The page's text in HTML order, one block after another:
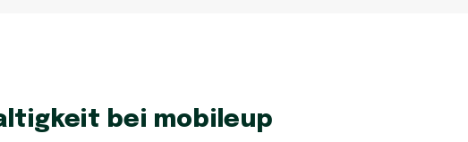
bei mobileup